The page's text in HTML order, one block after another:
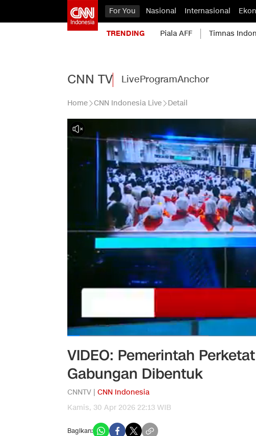
For You Nasional Internasional
TRENDING Piala AFF Timnas
CNN TV LiveProgramAnchor
Home CNN Indonesia Live Detail
VIDEO: Pemerintah
Gabungan Dibentuk
CNNTV | CNN Indonesia
Kamis, 30 Apr 2026 22:13 WIB
Bagikan: